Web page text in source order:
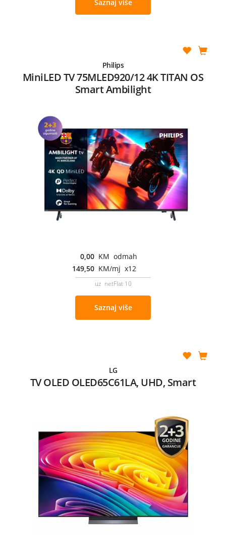
Saznaj više
Philips
MiniLED TV 75MLED920/12 4K TITAN OS
Smart Ambilight
0,00 KM odmah
149,50 KM/mj x12
uz netFlat 10
Saznaj više
LG
TV OLED OLED65C61LA, UHD, Smart